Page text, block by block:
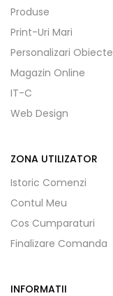
Produse
Print-Uri Mari
Personalizari Obiecte
Magazin Online
IT-C
Web Design
ZONA UTILIZATOR
Istoric Comenzi
Contul Meu
Cos Cumparaturi
Finalizare Comanda
INFORMATII